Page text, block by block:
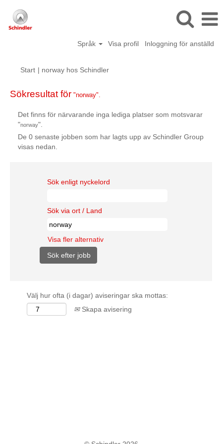
Språk Visa profil Inloggning för anställd
Start | norway hos Schindler(aktuell
Sökresultat för "norway".
Det finns för närvarande inga lediga platser som motsvarar
"norway".
De 0 senaste jobben som har lagts upp av Schindler Group
visas nedan.
Sök enligt nyckelord
Sök via ort / Land
Visa fler alternativ
Välj hur ofta (i dagar) aviseringar ska mottas:
Skapa avisering